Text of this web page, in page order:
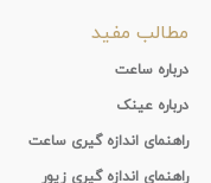
مطالب مفید
درباره ساعت
درباره عینک
راهنمای اندازه گیری ساعت
راهنمای اندازه گیری زیور